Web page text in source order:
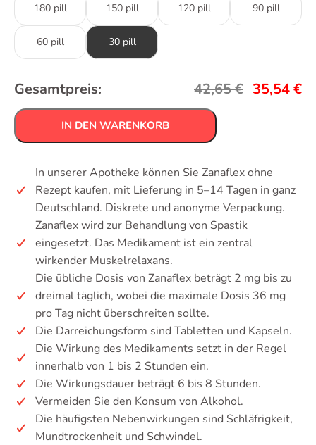
180 pill 150 pill 120 pill 90 pill
60 pill 30 pill
Gesamtpreis: 42,65€ 35,54€
IN DEN WARENKORB
In unserer Apotheke können Sie Zanaflex ohne
Rezept kaufen, mit Lieferung in 5–14 Tagen in ganz
Deutschland. Diskrete und anonyme Verpackung.
Zanaflex wird zur Behandlung von Spastik
eingesetzt. Das Medikament ist ein zentral
wirkender Muskelrelaxans.
Die übliche Dosis von Zanaflex beträgt 2 mg bis zu
dreimal täglich, wobei die maximale Dosis 36 mg
pro Tag nicht überschreiten sollte.
Die Darreichungsform sind Tabletten und Kapseln.
Die Wirkung des Medikaments setzt in der Regel
innerhalb von 1 bis 2 Stunden ein.
Die Wirkungsdauer beträgt 6 bis 8 Stunden.
Vermeiden Sie den Konsum von Alkohol.
Die häufigsten Nebenwirkungen sind Schläfrigkeit,
Mundtrockenheit und Schwindel.